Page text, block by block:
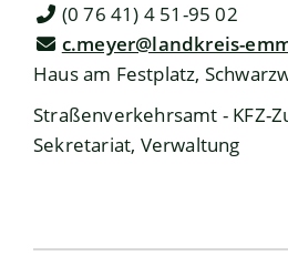
(0 76 41) 4 51-95 02
c.meyer@landkreis-
Haus am Festplatz,
Straßenverkehrsamt - KFZ-
Sekretariat, Verwaltung